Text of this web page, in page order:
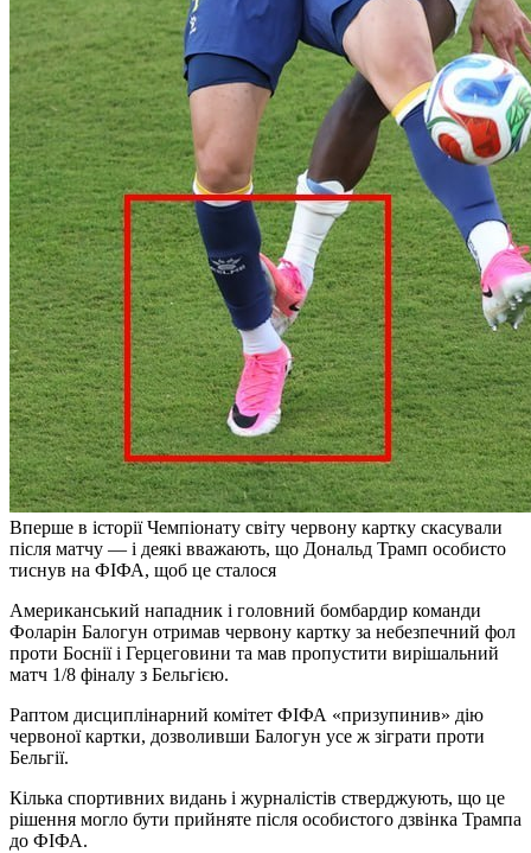
Вперше в історії Чемпіонату світу червону картку скасували
після матчу — і деякі вважають, що Дональд Трамп особисто
тиснув на ФІФА, щоб це сталося
Американський нападник і головний бомбардир команди
Фоларін Балогун отримав червону картку за небезпечний фол
проти Боснії і Герцеговини та мав пропустити вирішальний
матч 1/8 фіналу з Бельгією.
Раптом дисциплінарний комітет ФІФА «призупинив» дію
червоної картки, дозволивши Балогун усе ж зіграти проти
Бельгії.
Кілька спортивних видань і журналістів стверджують, що це
рішення могло бути прийняте після особистого дзвінка Трампа
до ФІФА.